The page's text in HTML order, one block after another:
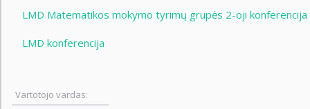
LMD Matematikos mokymo tyrimų grupės 2-oji konferencija
LMD konferencija
Vartotojo vardas: